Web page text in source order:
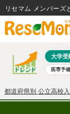
大学受
医専予
共通テスト 夏休み
都道府県別 公立高校
リセマム メンバーズ